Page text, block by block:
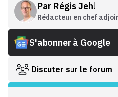
Par Régis Jehl
Rédacteur en chef
S'abonner à Google
Discuter sur le forum